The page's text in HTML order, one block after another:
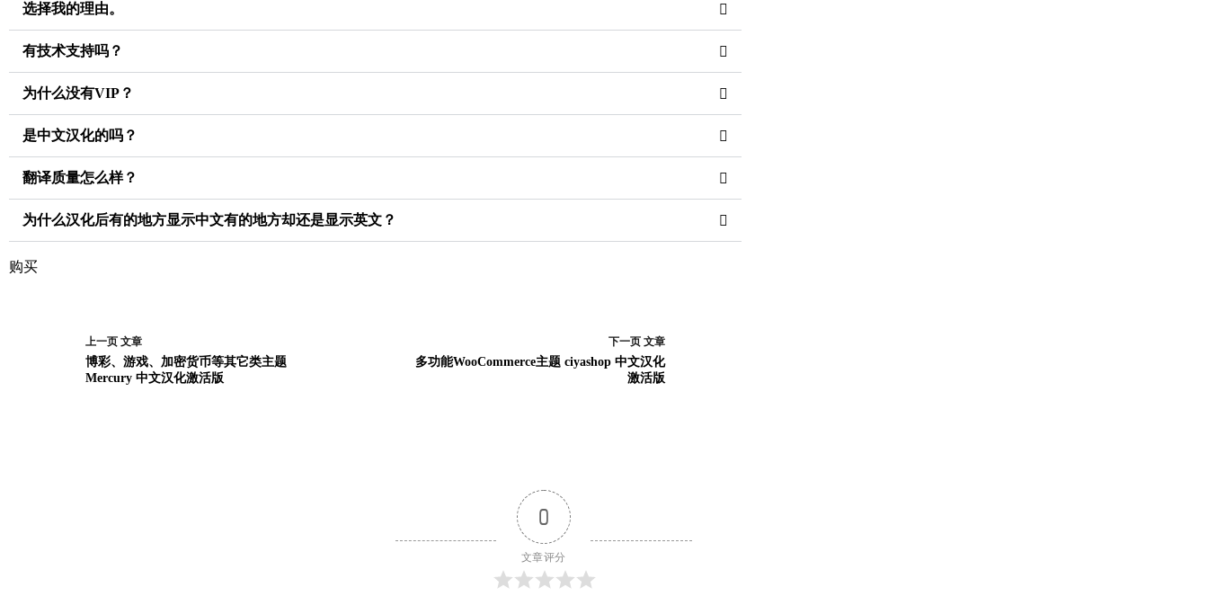
选择我的理由。
有技术支持吗？
为什么没有VIP？
是中文汉化的吗？
翻译质量怎么样？
为什么汉化后有的地方显示中文有的地方却还是显示英文？
购买
上一页 文章
博彩、游戏、加密货币等其它类主题
Mercury 中文汉化激活版
下一页 文章
多功能WooCommerce主题 ciyashop 中文汉化
激活版
0
文章评分